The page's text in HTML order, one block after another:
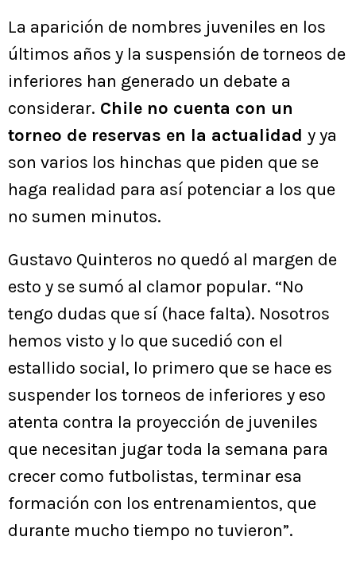
La aparición de nombres juveniles en los
últimos años y la suspensión de torneos de
inferiores han generado un debate a
considerar. Chile no cuenta con un
torneo de reservas en la actualidad y ya
son varios los hinchas que piden que se
haga realidad para así potenciar a los que
no sumen minutos.
Gustavo Quinteros no quedó al margen de
esto y se sumó al clamor popular. “No
tengo dudas que sí (hace falta). Nosotros
hemos visto y lo que sucedió con el
estallido social, lo primero que se hace es
suspender los torneos de inferiores y eso
atenta contra la proyección de juveniles
que necesitan jugar toda la semana para
crecer como futbolistas, terminar esa
formación con los entrenamientos, que
durante mucho tiempo no tuvieron”.